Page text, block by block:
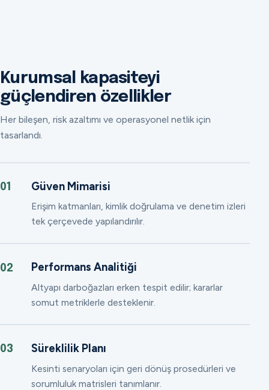
Kurumsal kapasiteyi
güçlendiren özellikler
Her bileşen, risk azaltımı ve operasyonel netlik için
tasarlandı.
01 Güven Mimarisi
Erişim katmanları, kimlik doğrulama ve denetim izleri
tek çerçevede yapılandırılır.
02 Performans Analitiği
Altyapı darboğazları erken tespit edilir; kararlar
somut metriklerle desteklenir.
03 Süreklilik Planı
Kesinti senaryoları için geri dönüş prosedürleri ve
sorumluluk matrisleri tanımlanır.